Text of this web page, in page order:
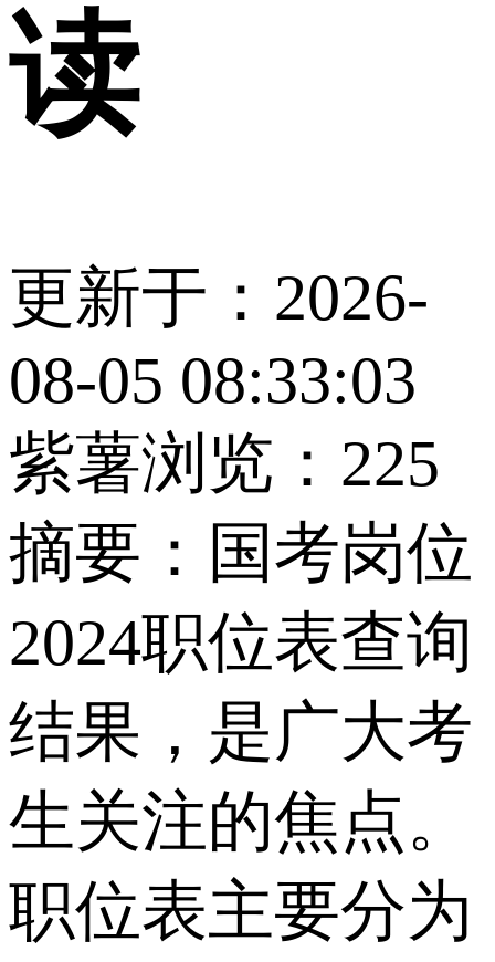
读
更新于：2026-
08-05 08:33:03
紫薯浏览：225
摘要： 国考岗位
2024职位表查询
结果，是广大考
生关注的焦点。
职位表主要分为